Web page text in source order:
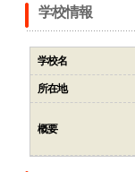
学校情報
学校名
所在地
概要